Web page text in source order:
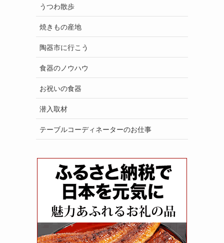
うつわ散歩
焼きもの産地
陶器市に行こう
食器のノウハウ
お祝いの食器
潜入取材
テーブルコーディネーターのお仕事